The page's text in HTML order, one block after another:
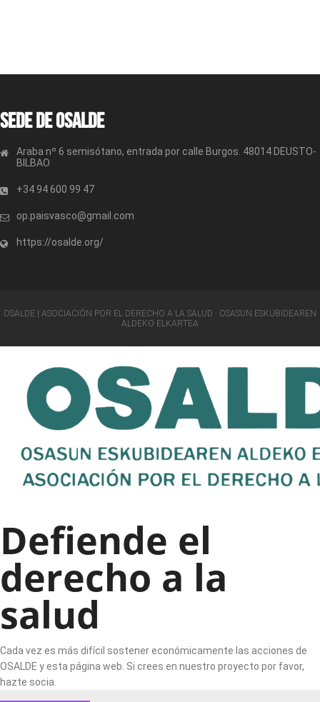
Sede de OSALDE
Araba nº 6 semisótano, entrada por calle Burgos. 48014 DEUSTO-
BILBAO
+34 94 600 99 47
op.paisvasco@gmail.com
https://osalde.org/
OSALDE | ASOCIACIÓN POR EL DERECHO A LA SALUD · OSASUN ESKUBIDEAREN
ALDEKO ELKARTEA
Defiende el
derecho a la
salud
Cada vez es más difícil sostener económicamente las acciones de
OSALDE y esta página web. Si crees en nuestro proyecto por favor,
hazte socia.